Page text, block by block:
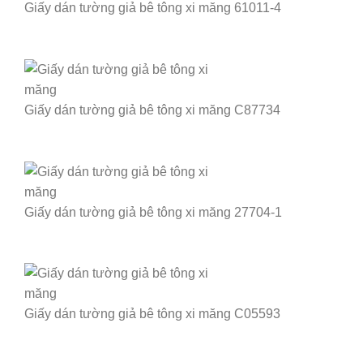
Giấy dán tường giả bê tông xi măng 61011-4
Giấy dán tường giả bê tông xi măng C87734
Giấy dán tường giả bê tông xi măng 27704-1
Giấy dán tường giả bê tông xi măng C05593